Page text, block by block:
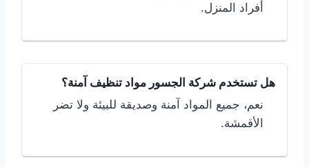
أفراد المنزل.
هل تستخدم شركة الجسور مواد تنظيف آمنة؟
نعم، جميع المواد آمنة وصديقة للبيئة ولا تضر
الأقمشة.